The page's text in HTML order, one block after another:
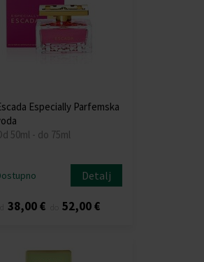
Especially Parfemska
50ml - do 75ml
Detalj
38,00 € 52,00 €